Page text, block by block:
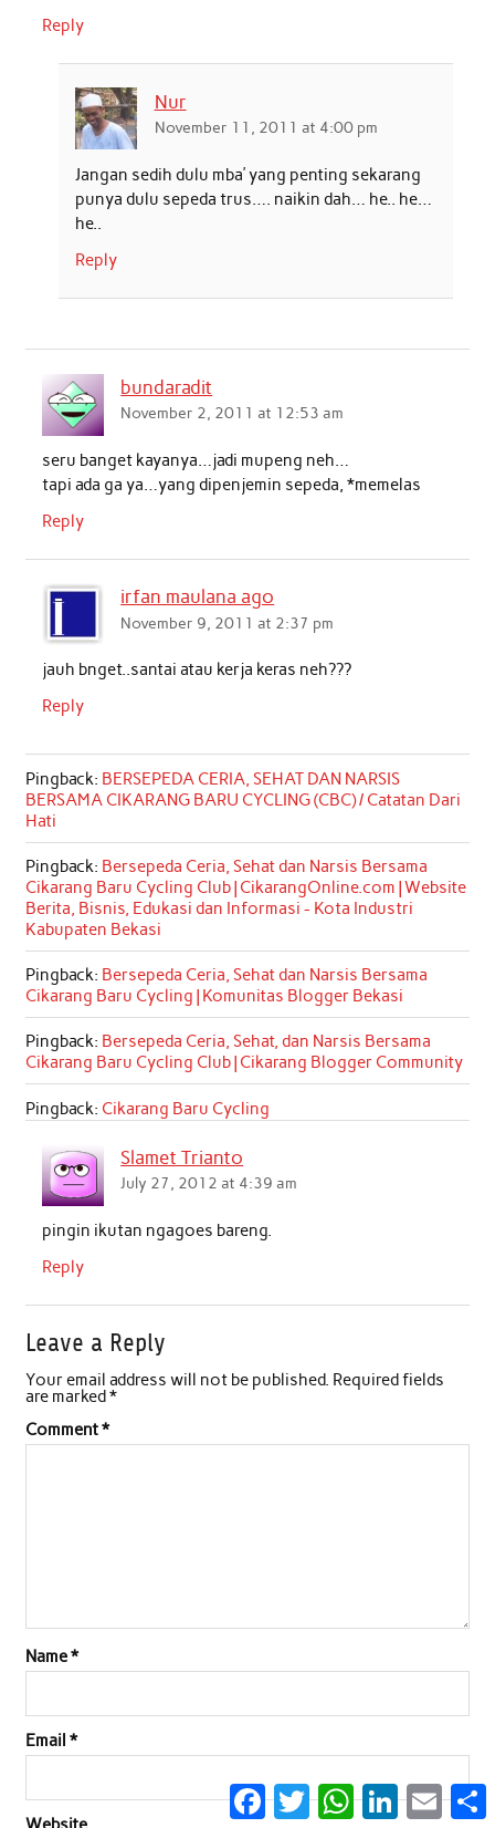
Reply
Nur
November 11, 2011 at 4:00 pm
Jangan sedih dulu mba’ yang penting sekarang
punya dulu sepeda trus…. naikin dah… he.. he…
he..
Reply
bundaradit
November 2, 2011 at 12:53 am
seru banget kayanya…jadi mupeng neh…
tapi ada ga ya…yang dipenjemin sepeda, *memelas
Reply
irfan maulana ago
November 9, 2011 at 2:37 pm
jauh bnget..santai atau kerja keras neh???
Reply
Pingback: BERSEPEDA CERIA, SEHAT DAN NARSIS
BERSAMA CIKARANG BARU CYCLING (CBC) / Catatan Dari
Hati
Pingback: Bersepeda Ceria, Sehat dan Narsis Bersama
Cikarang Baru Cycling Club | CikarangOnline.com | Website
Berita, Bisnis, Edukasi dan Informasi - Kota Industri
Kabupaten Bekasi
Pingback: Bersepeda Ceria, Sehat dan Narsis Bersama
Cikarang Baru Cycling | Komunitas Blogger Bekasi
Pingback: Bersepeda Ceria, Sehat, dan Narsis Bersama
Cikarang Baru Cycling Club | Cikarang Blogger Community
Pingback: Cikarang Baru Cycling
Slamet Trianto
July 27, 2012 at 4:39 am
pingin ikutan ngagoes bareng.
Reply
Leave a Reply
Your email address will not be published. Required fields
are marked*
Comment*
Name*
Email *
Facebook
Twitter WhatsApp
LinkedInEmail